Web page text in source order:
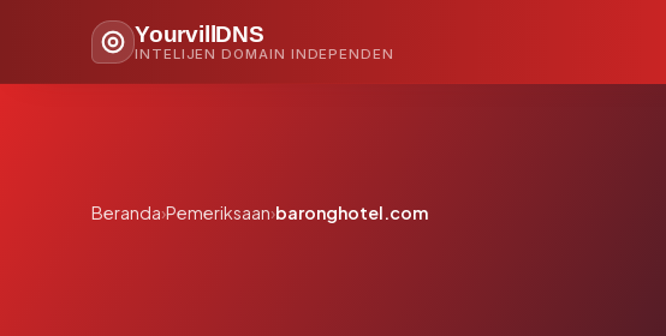
YourvillDNS
INTELIJEN DOMAIN INDEPENDEN
Beranda›Pemeriksaan›baronghotel.com